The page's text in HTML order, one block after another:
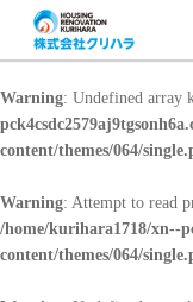
Warning: Undefined array
content/themes/064/
Warning: Attempt to read
/home/kurihara1718/xn--
content/themes/064/